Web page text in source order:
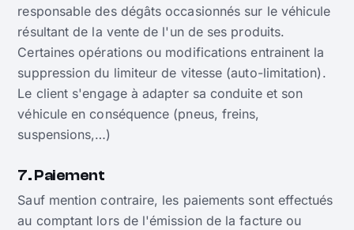
responsable des dégâts occasionnés sur le véhicule
résultant de la vente de l'un de ses produits.
Certaines opérations ou modifications entrainent la
suppression du limiteur de vitesse (auto-limitation).
Le client s'engage à adapter sa conduite et son
véhicule en conséquence (pneus, freins,
suspensions,…)
7. Paiement
Sauf mention contraire, les paiements sont effectués
au comptant lors de l'émission de la facture ou